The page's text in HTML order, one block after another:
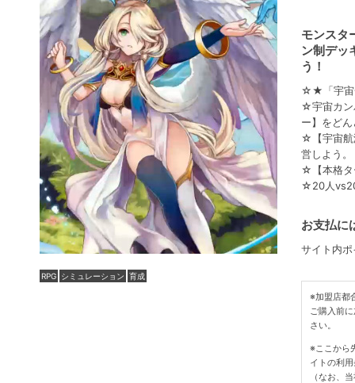
RPG シミュレーション 育成
モンスタ
ン制デッ
う！
☆★「宇宙
☆宇宙カン
ー】をど
☆【宇宙航
営しよう。
☆【本格タ
☆20人
お支払に
サイト内
※加盟店都
ご購入前
さい。
※ここから
イトの利
（なお、